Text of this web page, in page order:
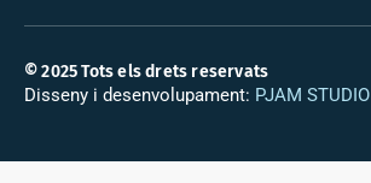
© 2025 Tots els drets reservats
Disseny i desenvolupament: PJAM STUDIO